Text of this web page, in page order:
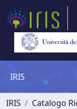
IRIS
IRIS
Catalogo